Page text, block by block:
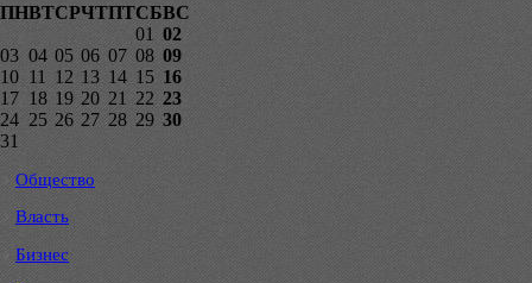
ПНВТСРЧТПТСБВС
01 02
03 04 05 06 07 08 09
10 11 12 13 14 15 16
17 18 19 20 21 22 23
24 25 26 27 28 29 30
31
Общество
Власть
Бизнес